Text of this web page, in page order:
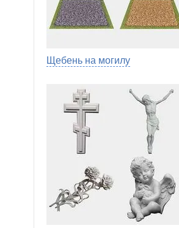
Щебень на могилу